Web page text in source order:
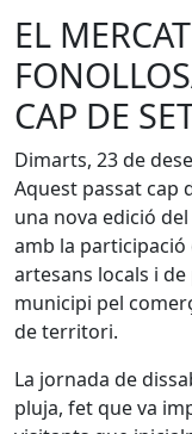
EL
CAP DE
Dimarts, 23 de
Aquest passat cap
una nova edició
amb la participació
artesans locals i
municipi pel
de territori.
La jornada de
pluja, fet que va